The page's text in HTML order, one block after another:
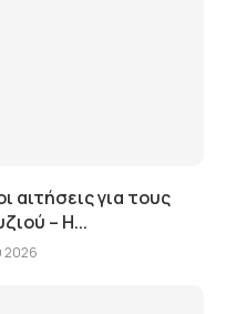
αιτήσεις για τους
– Η...
2026